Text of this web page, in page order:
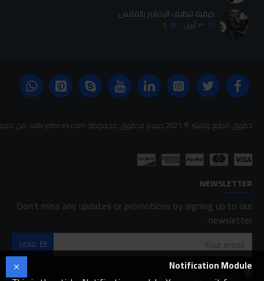
كيفية تنظيف الردياتير بالفلاش
٣٠ أبريل 5
حقوق الطبع والنشر © 2021 جميع الحقوق محفوظة sabrystores.com. من تصميم-
NEWSLETTER
Don't miss any updates or promotions by signing up to our
newsletter.
SEND
لقد قرأت ووافقت على FAQ
Notification Module